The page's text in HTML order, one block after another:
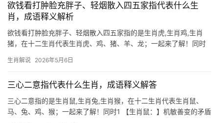
欲钱看打肿脸充胖子、轻烟散入四五家指代表什么生
肖，成语释义解析
欲钱看打肿脸充胖子、轻烟散入四五家指的是生肖虎,生肖鸡,生肖
猪，在十二生肖代表生肖虎、鸡、猪、羊、龙；一起来了解！同时
喻，成语“打肿脸充胖子”暗喻虚荣逞强，“轻烟散入四五家”则象征福
生肖解说 2026年5月6日
三心二意指代表什么生肖，成语释义解答
三心二意指的是生肖鼠,生肖兔,生肖猴，在十二生肖代表生肖鼠、
马、兔、鸡、猴；一起来了解！同时1 【生肖鼠：】机敏善变的矛盾